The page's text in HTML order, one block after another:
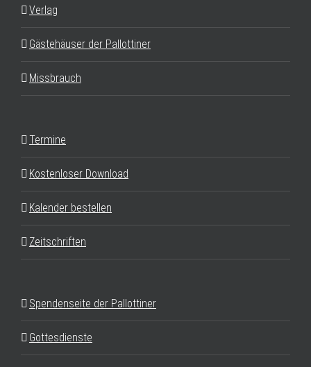
Verlag
Gästehäuser der Pallottiner
Missbrauch
Termine
Kostenloser Download
Kalender bestellen
Zeitschriften
Spendenseite der Pallottiner
Gottesdienste